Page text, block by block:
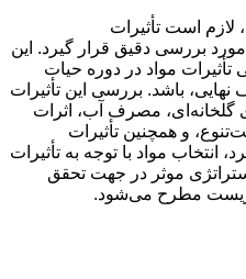
لازم است تأثیرات
بررسی دقیق قرار گیرد. این
تأثیرات مواد در دوره حیات
باشد. بررسی این تأثیرات
گلخانه‌ای، مصرف آب، اثرات
و همچنین تأثیرات
مواد با توجه به تأثیرات
موثر در جهت تحقق
زیست مطرح می‌شود.